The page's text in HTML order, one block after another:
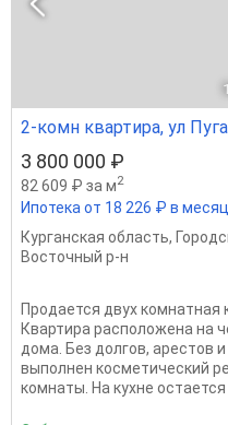
1
2-комн квартира, ул
3 800 000 ₽
82 609 ₽ за м2
Ипотека от 18 226 ₽ в месяц
Курганская область,
Восточный р-н
Продается двух комнатная
Квартира расположена на
дома. Без долгов, арестов
выполнен косметический
комнаты. На кухне остается